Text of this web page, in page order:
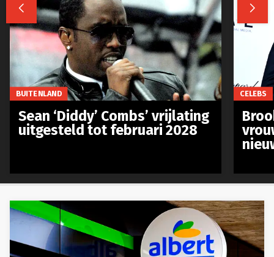
 
BUITENLAND
Sean ‘Diddy’ Combs’ vrijlating
uitgesteld tot februari 2028
CELEBS